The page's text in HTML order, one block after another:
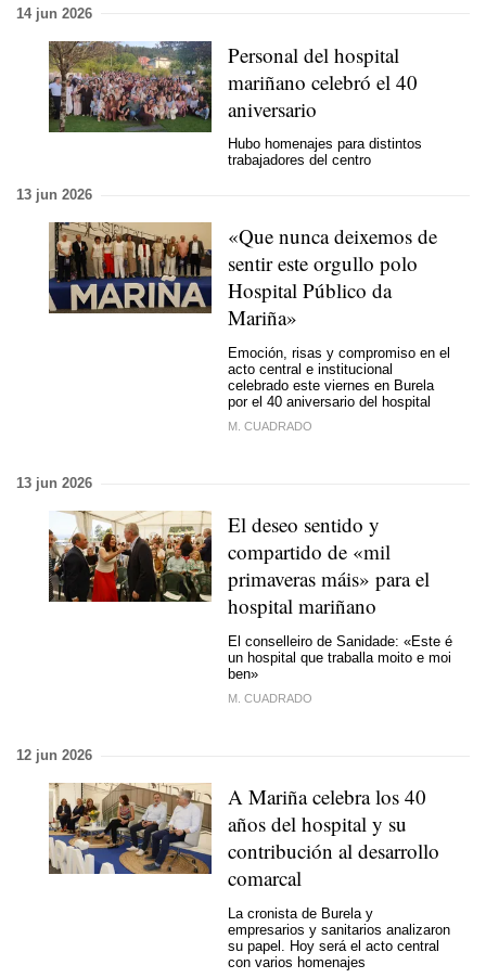
14 jun 2026
Personal del hospital
mariñano celebró el 40
aniversario
Hubo homenajes para distintos
trabajadores del centro
13 jun 2026
«Que nunca deixemos de
sentir este orgullo polo
Hospital Público da
Mariña»
Emoción, risas y compromiso en el
acto central e institucional
celebrado este viernes en Burela
por el 40 aniversario del hospital
M. CUADRADO
13 jun 2026
El deseo sentido y
compartido de «mil
primaveras máis» para el
hospital mariñano
El conselleiro de Sanidade: «Este é
un hospital que traballa moito e moi
ben»
M. CUADRADO
12 jun 2026
A Mariña celebra los 40
años del hospital y su
contribución al desarrollo
comarcal
La cronista de Burela y
empresarios y sanitarios analizaron
su papel. Hoy será el acto central
con varios homenajes